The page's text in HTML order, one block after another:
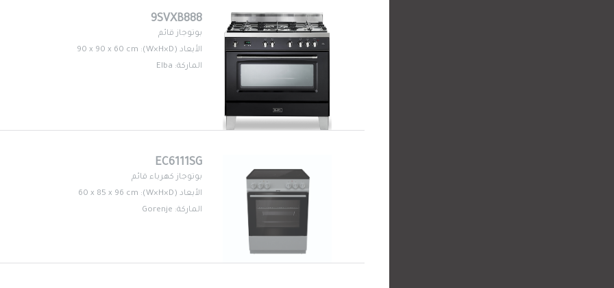
9SVXB888
بوتوجاز قائم
الأبعاد (W×H×D): 90 x 90 x 60 cm
الماركة: Elba
EC6111SG
بوتوجاز كهرباء قائم
الأبعاد (W×H×D): 60 x 85 x 96 cm
الماركة: Gorenje